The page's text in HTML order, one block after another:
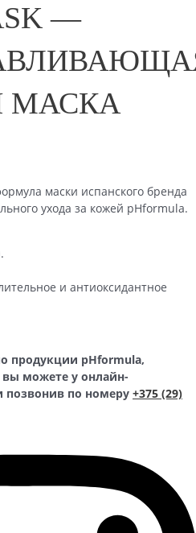
—
МАСКА
маски испанского бренда
ухода за кожей pHformula.
и антиоксидантное
продукции pHformula,
можете у онлайн-
позвонив по номеру +375 (29)